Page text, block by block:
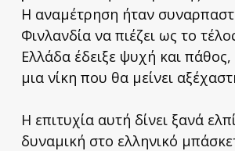
Η αναμέτρηση ήταν
Φινλανδία να πιέζει ως το
Ελλάδα έδειξε ψυχή και
μια νίκη που θα μείνει
Η επιτυχία αυτή δίνει ξανά
δυναμική στο ελληνικό